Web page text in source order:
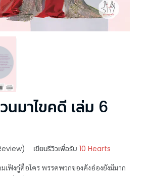
นมาไขคดี เล่ม 6
เขียนรีวิวเพื่อรับ 10 Hearts
เฟิงกู่คือใคร พรรคพวกของคังอ๋องยังมีมาก